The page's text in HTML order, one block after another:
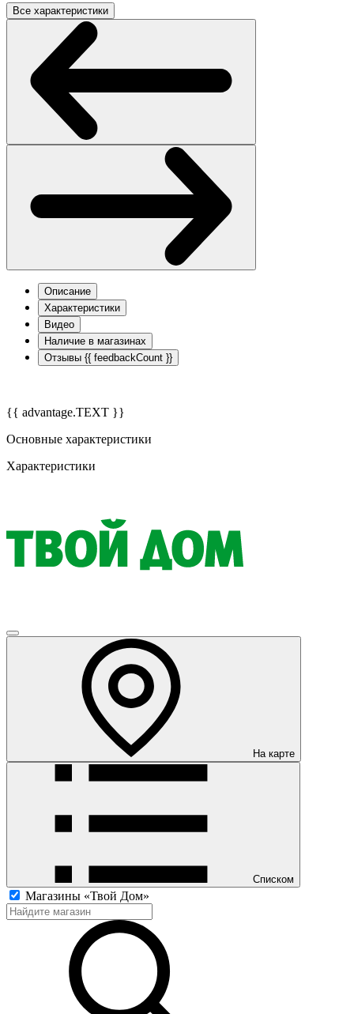
Все характеристики
Описание
Характеристики
Видео
Наличие в магазинах
Отзывы {{ feedbackCount }}
{{ advantage.TEXT }}
Основные характеристики
Характеристики
На карте
Списком
Магазины «Твой Дом»